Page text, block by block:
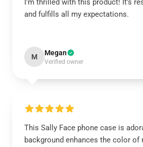
I’m thrilled with this product! It’s
and fulfills all my expectations.
M Megan
Verified owner
This Sally Face phone case is
background enhances the color of